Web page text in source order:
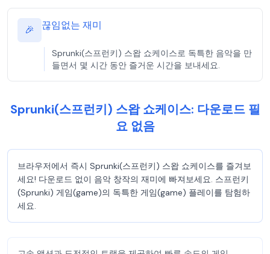
🎉 끊임없는 재미
Sprunki(스프런키) 스왑 쇼케이스로 독특한 음악을 만
들면서 몇 시간 동안 즐거운 시간을 보내세요.
Sprunki(스프런키) 스왑 쇼케이스: 다운로드 필
요 없음
브라우저에서 즉시 Sprunki(스프런키) 스왑 쇼케이스를 즐겨보
세요! 다운로드 없이 음악 창작의 재미에 빠져보세요. 스프런키
(Sprunki) 게임(game)의 독특한 게임(game) 플레이를 탐험하
세요.